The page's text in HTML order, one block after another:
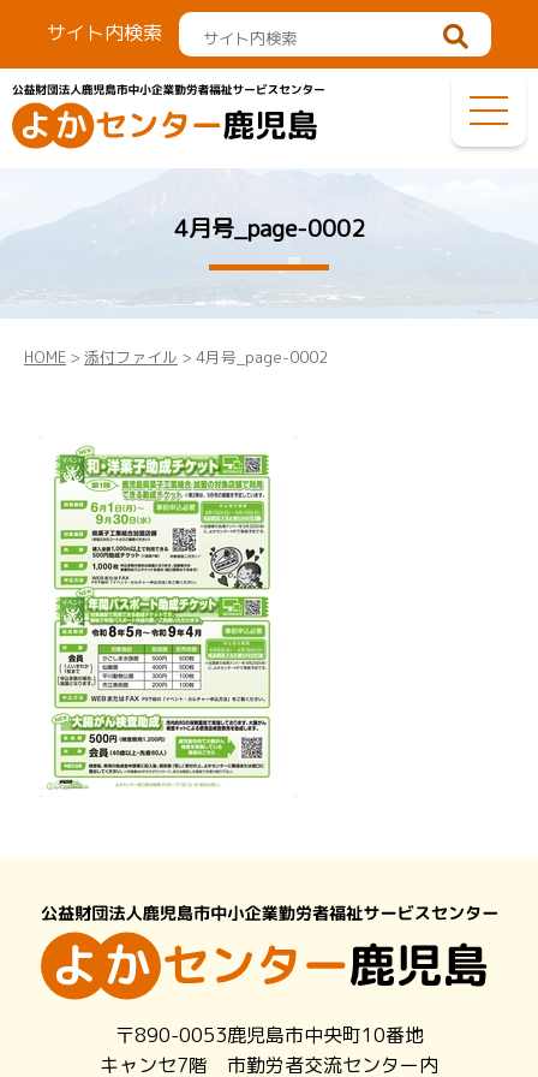
サイト内検索
4月号_page-0002
HOME > 添付ファイル > 4月号_page-0002
〒890-0053鹿児島市中央町10番地
キャンセ7階 市勤労者交流センター内